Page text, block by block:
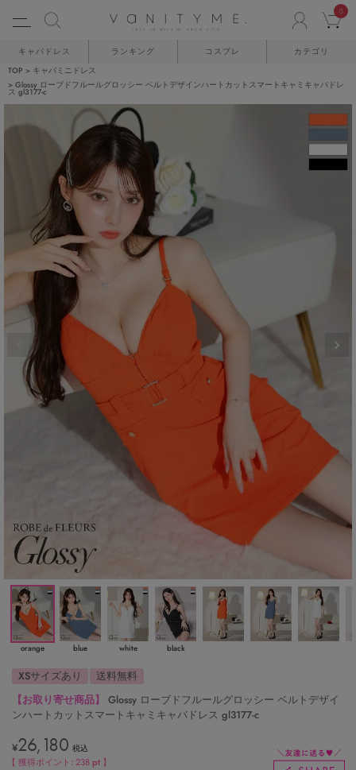
0
キャバドレス ランキング コスプレ カテゴリ
TOP
キャバミニドレス
Glossy ローブドフルールグロッシー ベルトデザインハートカットスマートキャミキャバドレ
ス gl3177-c
orange blue white black
XSサイズあり
送料無料
【お取り寄せ商品】
Glossy ローブドフルールグロッシー ベルトデザイ
ンハートカットスマートキャミキャバドレス gl3177-c
¥26,180 税込
【 獲得ポイント:238 pt 】